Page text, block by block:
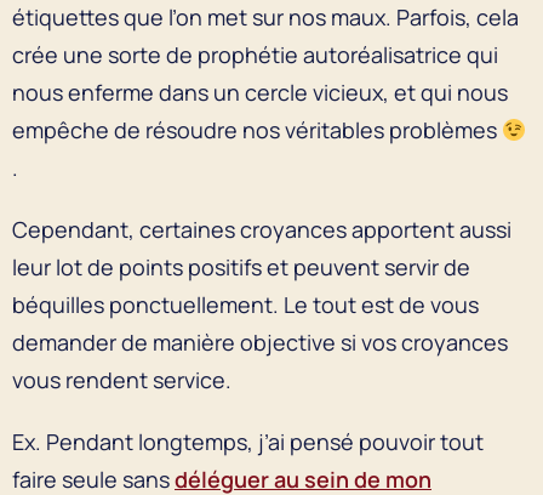
étiquettes que l’on met sur nos maux. Parfois, cela
crée une sorte de prophétie autoréalisatrice qui
nous enferme dans un cercle vicieux, et qui nous
empêche de résoudre nos véritables problèmes
.
Cependant, certaines croyances apportent aussi
leur lot de points positifs et peuvent servir de
béquilles ponctuellement. Le tout est de vous
demander de manière objective si vos croyances
vous rendent service.
Ex. Pendant longtemps, j’ai pensé pouvoir tout
faire seule sansdéléguer au sein de mon